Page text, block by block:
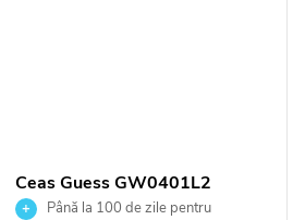
Ceas Guess GW0401L2
Până la 100 de zile pentru